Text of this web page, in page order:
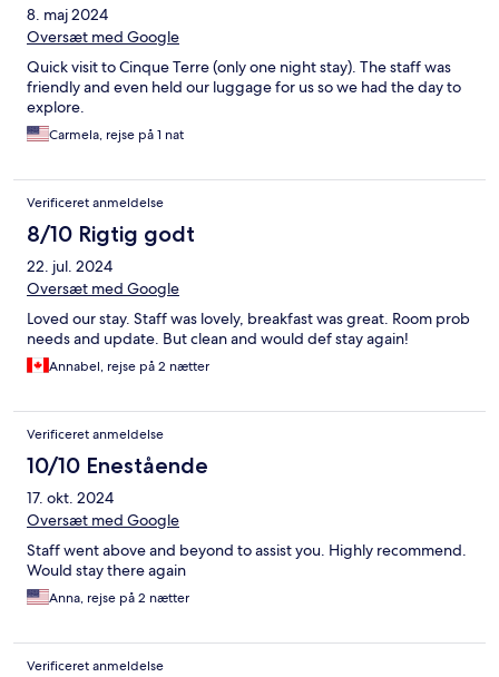
8. maj 2024
Oversæt med Google
Quick visit to Cinque Terre (only one night stay). The staff was
friendly and even held our luggage for us so we had the day to
explore.
Carmela, rejse på 1 nat
Verificeret anmeldelse
8/10 Rigtig godt
22. jul. 2024
Oversæt med Google
Loved our stay. Staff was lovely, breakfast was great. Room prob
needs and update. But clean and would def stay again!
Annabel, rejse på 2 nætter
Verificeret anmeldelse
10/10 Enestående
17. okt. 2024
Oversæt med Google
Staff went above and beyond to assist you. Highly recommend.
Would stay there again
Anna, rejse på 2 nætter
Verificeret anmeldelse